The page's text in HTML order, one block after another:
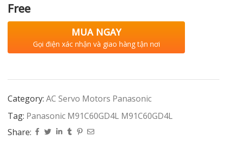
Free
MUA NGAY
Gọi điện xác nhận và giao hàng tận nơi
Category: AC Servo Motors Panasonic
Tag: Panasonic M91C60GD4L M91C60GD4L
Share: